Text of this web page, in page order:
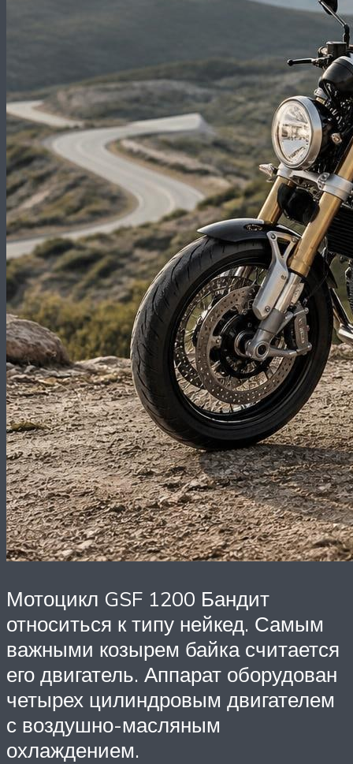
Мотоцикл GSF 1200 Бандит
относиться к типу нейкед. Самым
важными козырем байка считается
его двигатель. Аппарат оборудован
четырех цилиндровым двигателем
с воздушно-масляным
охлаждением.